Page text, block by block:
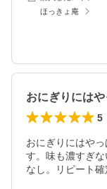
ほっきょ庵
5
おにぎりにはや
す。味も濃すぎ
なし。リピート確